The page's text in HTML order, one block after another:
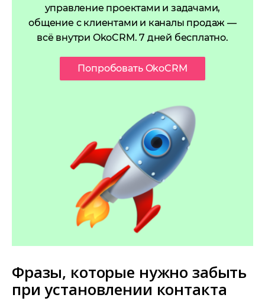
управление проектами и задачами,
общение с клиентами и каналы продаж —
всё внутри OkoCRM. 7 дней бесплатно.
Попробовать OkoCRM
Фразы, которые нужно забыть
при установлении контакта